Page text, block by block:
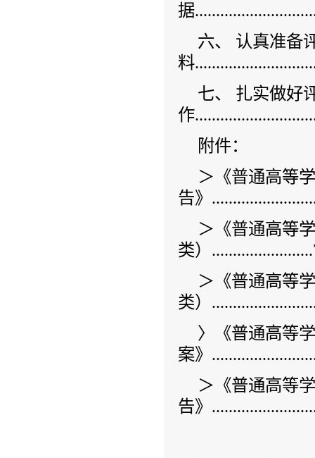
据
六、 认真准备
料
七、 扎实做好
作
附件：
＞《普通高等
告》
＞《普通高等
类）
＞《普通高等
类）
〉《普通高等
案》
＞《普通高等
告》